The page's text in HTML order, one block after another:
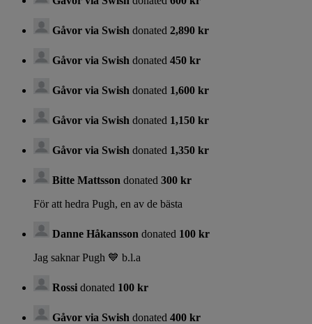
Gåvor via Swish donated 2,890 kr
Gåvor via Swish donated 450 kr
Gåvor via Swish donated 1,600 kr
Gåvor via Swish donated 1,150 kr
Gåvor via Swish donated 1,350 kr
Bitte Mattsson donated 300 kr
För att hedra Pugh, en av de bästa
Danne Håkansson donated 100 kr
Jag saknar Pugh 💙 b.l.a
Rossi donated 100 kr
Gåvor via Swish donated 400 kr